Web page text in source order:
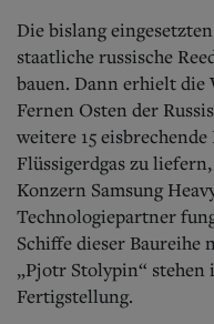
Die bislang
staatliche russische
bauen. Dann erhielt
Fernen Osten der
weitere 15
Flüssigerdgas zu
Konzern Samsung
Technologiepartner
Schiffe dieser Baureihe
„Pjotr Stolypin“
Fertigstellung.